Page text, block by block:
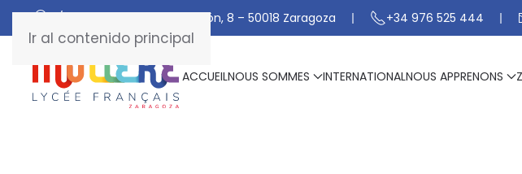
Ir al contenido principal
C/ De Manuel Marraco Ramón, 8 – 50018 Zaragoza +34 976 525 444
ACCUEILNOUS SOMMES INTERNATIONALNOUS APPRENONS